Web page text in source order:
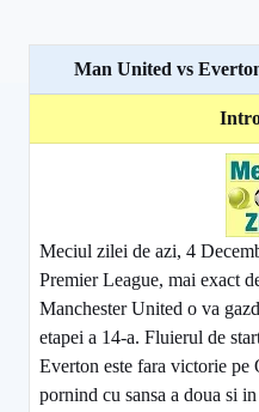
Man United vs
Meciul zilei de azi, 4
Premier League, mai exact
Manchester United o va
etapei a 14-a. Fluierul de
Everton este fara victorie
pornind cu sansa a doua si